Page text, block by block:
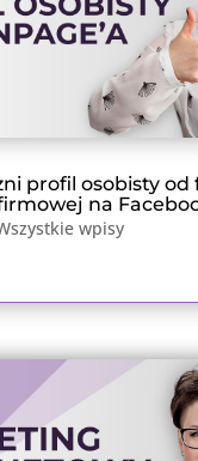
profil osobisty od
na
wpisy